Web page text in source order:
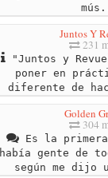
Juntos Y
231
"Juntos y
poner en
diferente de
Golden
304
Es la
había gente de
según me dijo